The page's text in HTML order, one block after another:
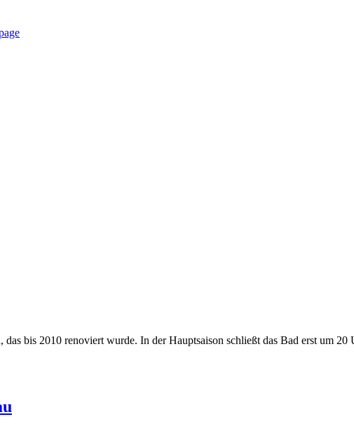
das bis 2010 renoviert wurde. In der Hauptsaison schließt das Bad erst um